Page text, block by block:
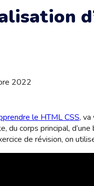
2022
le HTML CSS,
du corps principal,
de révision, on